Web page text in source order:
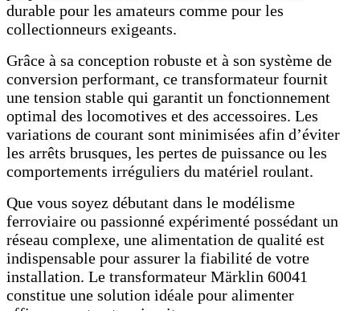
durable pour les amateurs comme pour les
collectionneurs exigeants.
Grâce à sa conception robuste et à son système de
conversion performant, ce transformateur fournit
une tension stable qui garantit un fonctionnement
optimal des locomotives et des accessoires. Les
variations de courant sont minimisées afin d’éviter
les arrêts brusques, les pertes de puissance ou les
comportements irréguliers du matériel roulant.
Que vous soyez débutant dans le modélisme
ferroviaire ou passionné expérimenté possédant un
réseau complexe, une alimentation de qualité est
indispensable pour assurer la fiabilité de votre
installation. Le transformateur Märklin 60041
constitue une solution idéale pour alimenter